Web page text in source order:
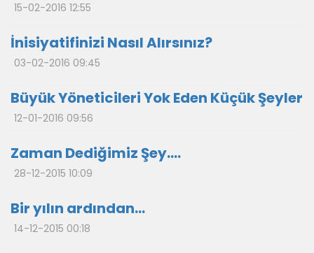
15-02-2016 12:55
İnisiyatifinizi Nasıl Alırsınız?
03-02-2016 09:45
Büyük Yöneticileri Yok Eden Küçük Şeyler
12-01-2016 09:56
Zaman Dediğimiz Şey….
28-12-2015 10:09
Bir yılın ardından…
14-12-2015 00:18